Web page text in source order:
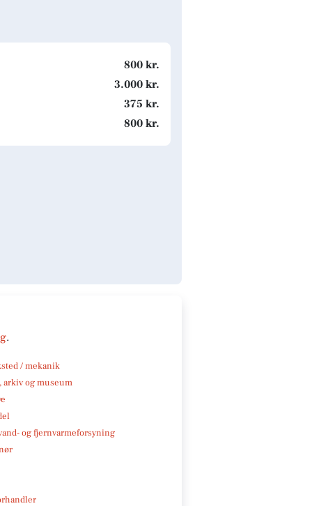
800 kr.
3.000 kr.
375 kr.
800 kr.
.
/ mekanik
arkiv og museum
og fjernvarmeforsyning